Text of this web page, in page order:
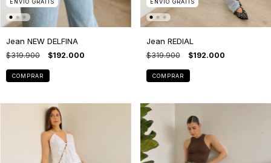
ENVÍO GRATIS
Jean NEW DELFINA
$319.900 $192.000
COMPRAR
ENVÍO GRATIS
Jean REDIAL
$319.900 $192.000
COMPRAR